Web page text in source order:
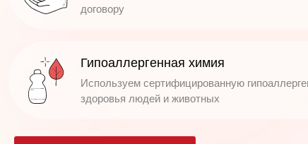
договору
Гипоаллергенная химия
Используем сертифицированную
здоровья людей и животных